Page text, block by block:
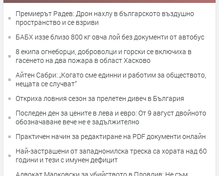
Премиерът Радев: Дрон нахлу в българското въздушно
пространство и се взриви
БАБХ иззе близо 800 кг овча лой без документи от автобус
8 екипа огнеборци, доброволци и горски се включиха в
гасенето на два пожара в област Хасково
Айтен Сабри: „Когато сме единни и работим за обществото,
нещата се случват“
Откриха ловния сезон за прелетен дивеч в България
Последен ден за цените в лева и евро: От 9 август двойното
обозначаване вече не е задължително
Практичен начин за редактиране на PDF документи онлайн
Най-застрашени от западнонилска треска са хората над 60
години и тези с имунен дефицит